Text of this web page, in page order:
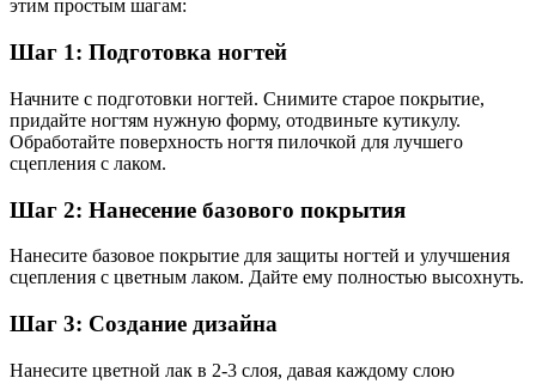
этим простым шагам:
Шаг 1: Подготовка ногтей
Начните с подготовки ногтей. Снимите старое покрытие,
придайте ногтям нужную форму, отодвиньте кутикулу.
Обработайте поверхность ногтя пилочкой для лучшего
сцепления с лаком.
Шаг 2: Нанесение базового покрытия
Нанесите базовое покрытие для защиты ногтей и улучшения
сцепления с цветным лаком. Дайте ему полностью высохнуть.
Шаг 3: Создание дизайна
Нанесите цветной лак в 2-3 слоя, давая каждому слою